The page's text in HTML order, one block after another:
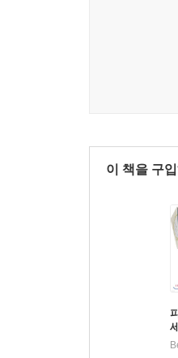
이 책을 구